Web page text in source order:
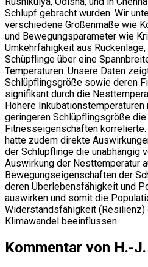
Schlupf gebracht wurden. Wir
verschiedene Größenmaße wie
und Bewegungsparameter wie
Umkehrfähigkeit aus
Schüpflinge über eine
Temperaturen. Unsere Daten
Schlüpflingsgröße sowie deren
signifikant durch die
Höhere
geringeren Schlüpflingsgröße
Fitnesseigenschaften
hatte zudem direkte
der Schlüpflinge die unabhängig
Auswirkung der Nesttemperatur
Bewegungseigenschaften der
deren Überlebensfähigkeit und
auswirken und somit die
Widerstandsfähigkeit (Resilienz)
Klimawandel beeinflussen.
Kommentar von H.-